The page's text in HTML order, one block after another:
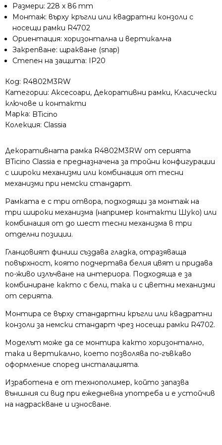
Размери: 228 x 86 mm
Монтаж: върху кръгли или квадратни конзоли с
носещи рамки R4702
Ориентация: хоризонтална и вертикална
Закрепване: щракване (snap)
Степен на защита: IP20
Код: R4802M3RW
Категории: Аксесоари, Декоративни рамки, Класически
ключове и контакти
Марка: BTicino
Колекция: Classia
Декоративната рамка R4802M3RW от серията
BTicino Classia е предназначена за тройни конфигурации
с широки механизми или комбинация от тесни
механизми при немски стандарт.
Рамката е с три отвора, подходящи за монтаж на
три широки механизма (например контакти Шуко) или
комбинация от до шест тесни механизма в три
отделни позиции.
Гланцовият финиш създава гладка, отразяваща
повърхност, която подчертава белия цвят и придава
по-живо излъчване на интериора. Подходяща е за
комбиниране както с бели, така и с цветни механизми
от серията.
Монтира се върху стандартни кръгли или квадратни
конзоли за немски стандарт чрез носещи рамки R4702.
Моделът може да се монтира както хоризонтално,
така и вертикално, което позволява по-гъвкаво
оформление според инсталацията.
Изработена е от технополимер, който запазва
външния си вид при ежедневна употреба и е устойчив
на надраскване и износване.